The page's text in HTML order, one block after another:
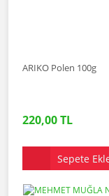
ARIKO Polen 100g
220,00 TL
Sepete